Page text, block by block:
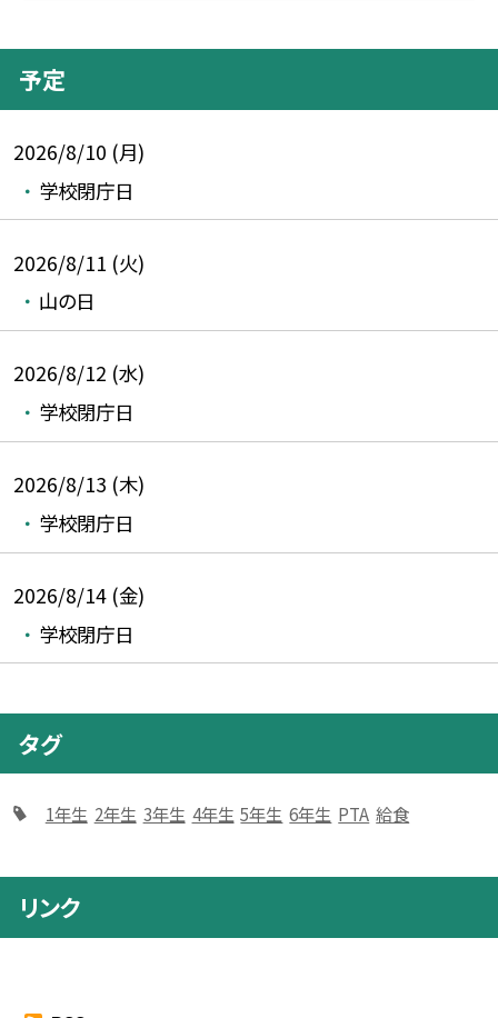
予定
2026/8/10 (月)
学校閉庁日
2026/8/11 (火)
山の日
2026/8/12 (水)
学校閉庁日
2026/8/13 (木)
学校閉庁日
2026/8/14 (金)
学校閉庁日
タグ
1年生 2年生 3年生 4年生 5年生 6年生 PTA 給食
リンク